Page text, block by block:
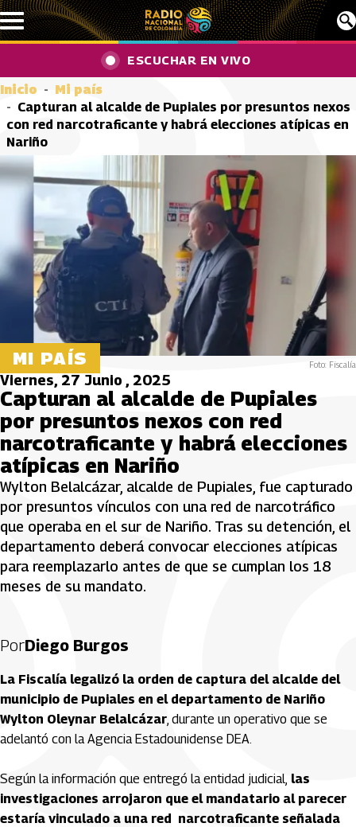
Pasar al contenido principal
ESCUCHAR EN VIVO
Inicio
Mi país
Capturan al alcalde de Pupiales por presuntos nexos
con red narcotraficante y habrá elecciones atípicas en
Nariño
MI PAÍS Foto: Fiscalía
Viernes, 27 Junio , 2025
Capturan al alcalde de Pupiales
por presuntos nexos con red
narcotraficante y habrá elecciones
atípicas en Nariño
Wylton Belalcázar, alcalde de Pupiales, fue capturado
por presuntos vínculos con una red de narcotráfico
que operaba en el sur de Nariño. Tras su detención, el
departamento deberá convocar elecciones atípicas
para reemplazarlo antes de que se cumplan los 18
meses de su mandato.
PorDiego Burgos
La Fiscalía legalizó la orden de captura del alcalde del
municipio de Pupiales en el departamento de Nariño
Wylton Oleynar Belalcázar, durante un operativo que se
adelantó con la Agencia Estadounidense DEA.
Según la información que entregó la entidad judicial, las
investigaciones arrojaron que el mandatario al parecer
estaría vinculado a una red narcotraficante señalada